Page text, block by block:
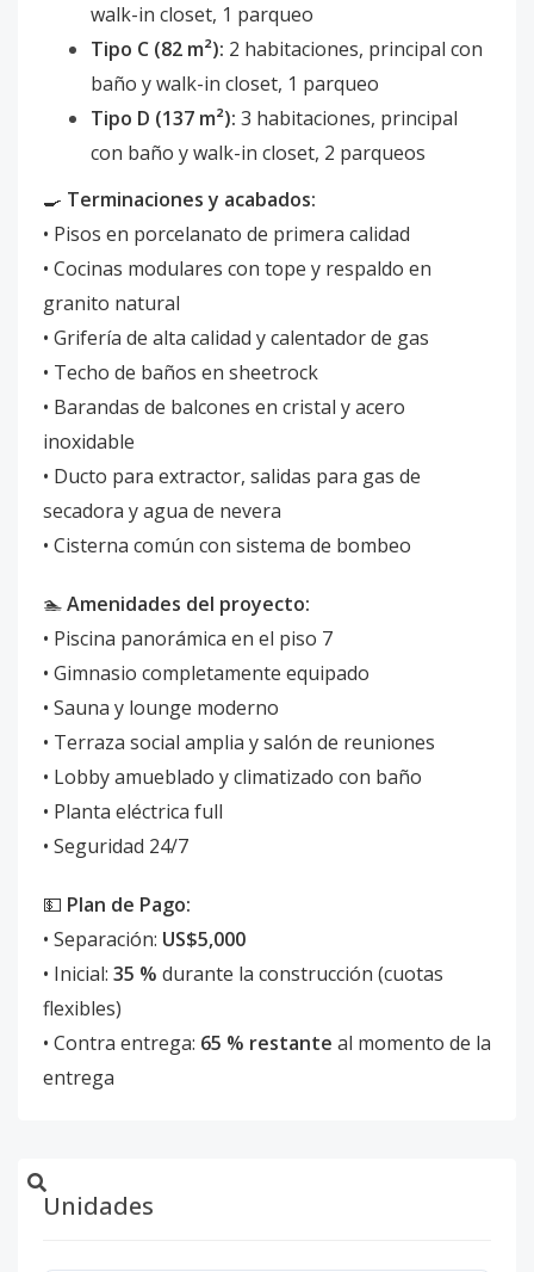
walk-in closet, 1 parqueo
Tipo C (82 m²): 2 habitaciones, principal con
baño y walk-in closet, 1 parqueo
Tipo D (137 m²): 3 habitaciones, principal
con baño y walk-in closet, 2 parqueos
🍳 Terminaciones y acabados:
• Pisos en porcelanato de primera calidad
• Cocinas modulares con tope y respaldo en
granito natural
• Grifería de alta calidad y calentador de gas
• Techo de baños en sheetrock
• Barandas de balcones en cristal y acero
inoxidable
• Ducto para extractor, salidas para gas de
secadora y agua de nevera
• Cisterna común con sistema de bombeo
🏊Amenidades del proyecto:
• Piscina panorámica en el piso 7
• Gimnasio completamente equipado
• Sauna y lounge moderno
• Terraza social amplia y salón de reuniones
• Lobby amueblado y climatizado con baño
• Planta eléctrica full
• Seguridad 24/7
💵 Plan de Pago:
• Separación: US$5,000
• Inicial: 35 % durante la construcción (cuotas
flexibles)
• Contra entrega: 65 % restante al momento de la
entrega
Unidades